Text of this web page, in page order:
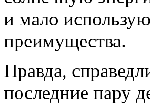
и мало
преимущества.
Правда,
последние пару